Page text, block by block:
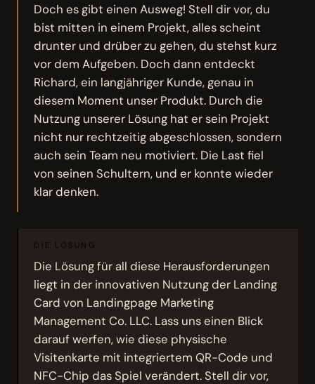
Doch es gibt einen Ausweg! Stell dir vor, du
bist mitten in einem Projekt, alles scheint
drunter und drüber zu gehen, du stehst kurz
vor dem Aufgeben. Doch dann entdeckt
Richard, ein langjähriger Kunde, genau in
diesem Moment unser Produkt. Durch die
Nutzung unserer Lösung hat er sein Projekt
nicht nur rechtzeitig abgeschlossen, sondern
auch sein Team neu motiviert. Die Last fiel
von seinen Schultern, und er konnte wieder
klar denken.
DIE LÖSUNG
Die Lösung für all diese Herausforderungen
liegt in der innovativen Nutzung der Landing
Card von Landingpage Marketing
Management Co. LLC. Lass uns einen Blick
darauf werfen, wie diese physische
Visitenkarte mit integriertem QR-Code und
NFC-Chip das Spiel verändert. Stell dir vor,